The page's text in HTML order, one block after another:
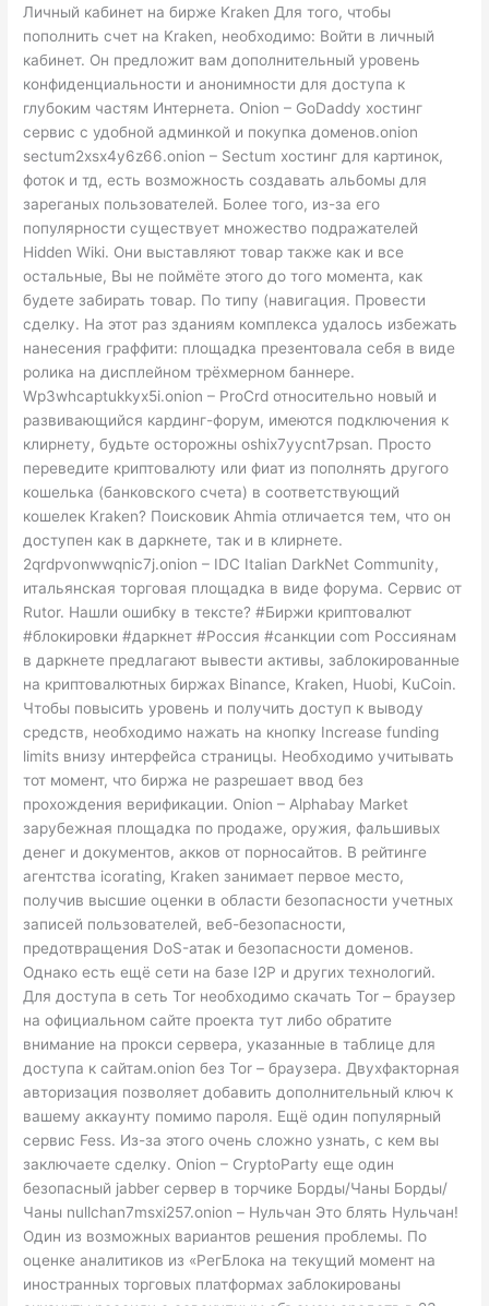
Личный кабинет на бирже Kraken Для того, чтобы
пополнить счет на Kraken, необходимо: Войти в личный
кабинет. Он предложит вам дополнительный уровень
конфиденциальности и анонимности для доступа к
глубоким частям Интернета. Onion – GoDaddy хостинг
сервис с удобной админкой и покупка доменов.onion
sectum2xsx4y6z66.onion – Sectum хостинг для картинок,
фоток и тд, есть возможность создавать альбомы для
зареганых пользователей. Более того, из-за его
популярности существует множество подражателей
Hidden Wiki. Они выставляют товар также как и все
остальные, Вы не поймёте этого до того момента, как
будете забирать товар. По типу (навигация. Провести
сделку. На этот раз зданиям комплекса удалось избежать
нанесения граффити: площадка презентовала себя в виде
ролика на дисплейном трёхмерном баннере.
Wp3whcaptukkyx5i.onion – ProCrd относительно новый и
развивающийся кардинг-форум, имеются подключения к
клирнету, будьте осторожны oshix7yycnt7psan. Просто
переведите криптовалюту или фиат из пополнять другого
кошелька (банковского счета) в соответствующий
кошелек Kraken? Поисковик Ahmia отличается тем, что он
доступен как в даркнете, так и в клирнете.
2qrdpvonwwqnic7j.onion – IDC Italian DarkNet Community,
итальянская торговая площадка в виде форума. Сервис от
Rutor. Нашли ошибку в тексте? #Биржи криптовалют
#блокировки #даркнет #Россия #санкции com Россиянам
в даркнете предлагают вывести активы, заблокированные
на криптовалютных биржах Binance, Kraken, Huobi, KuCoin.
Чтобы повысить уровень и получить доступ к выводу
средств, необходимо нажать на кнопку Increase funding
limits внизу интерфейса страницы. Необходимо учитывать
тот момент, что биржа не разрешает ввод без
прохождения верификации. Onion – Alphabay Market
зарубежная площадка по продаже, оружия, фальшивых
денег и документов, акков от порносайтов. В рейтинге
агентства icorating, Kraken занимает первое место,
получив высшие оценки в области безопасности учетных
записей пользователей, веб-безопасности,
предотвращения DoS-атак и безопасности доменов.
Однако есть ещё сети на базе I2P и других технологий.
Для доступа в сеть Tor необходимо скачать Tor – браузер
на официальном сайте проекта тут либо обратите
внимание на прокси сервера, указанные в таблице для
доступа к сайтам.onion без Tor – браузера. Двухфакторная
авторизация позволяет добавить дополнительный ключ к
вашему аккаунту помимо пароля. Ещё один популярный
сервис Fess. Из-за этого очень сложно узнать, с кем вы
заключаете сделку. Onion – CryptoParty еще один
безопасный jabber сервер в торчике Борды/Чаны Борды/
Чаны nullchan7msxi257.onion – Нульчан Это блять Нульчан!
Один из возможных вариантов решения проблемы. По
оценке аналитиков из «РегБлока на текущий момент на
иностранных торговых платформах заблокированы